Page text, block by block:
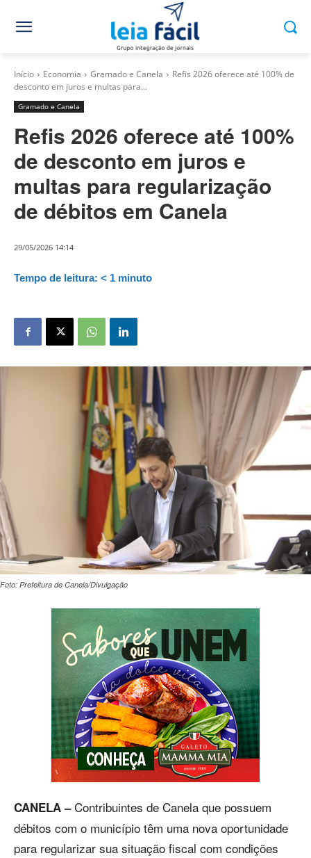
Início Economia Gramado e Canela
Refis 2026 oferece até 100% de
desconto em juros e multas para...
Gramado e Canela
Refis 2026 oferece até 100%
de desconto em juros e
multas para regularização
de débitos em Canela
29/05/2026 14:14
Tempo de leitura: < 1 minuto
Foto: Prefeitura de Canela/Divulgação
CANELA –Contribuintes de Canela que possuem
débitos com o município têm uma nova oportunidade
para regularizar sua situação fiscal com condições